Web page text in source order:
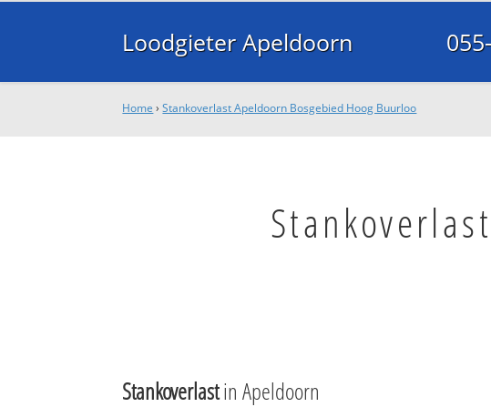
Loodgieter Apeldoorn
Home ›Stankoverlast Apeldoorn Bosgebied Hoog Buurloo
Stankoverlastin Apeldoorn